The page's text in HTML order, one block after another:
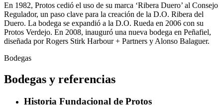
En 1982, Protos cedió el uso de su marca ‘Ribera Duero’ al Consejo
Regulador, un paso clave para la creación de la D.O. Ribera del
Duero. La bodega se expandió a la D.O. Rueda en 2006 con su
Protos Verdejo. En 2008, inauguró una nueva bodega en Peñafiel,
diseñada por Rogers Stirk Harbour + Partners y Alonso Balaguer.
Bodegas
Bodegas y referencias
Historia Fundacional de Protos